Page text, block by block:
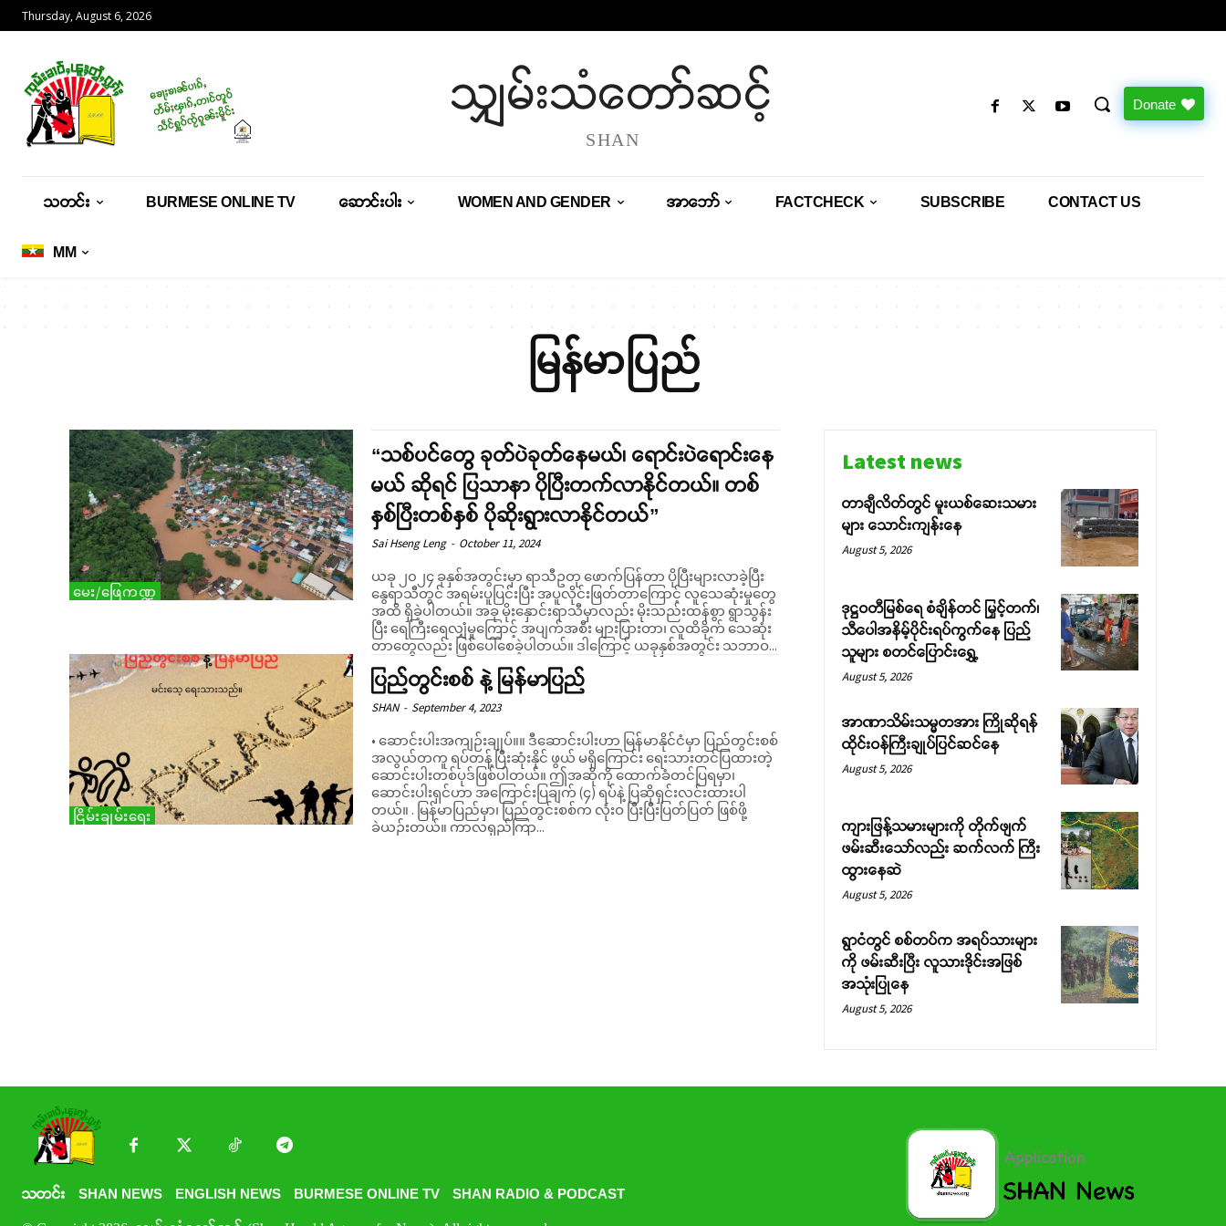
Support SHAN
Your support keeps our voice strong. Join us today and help create
a future where every story is heard, every voice counts, and justice
can thrive.
Donate Now
Thursday, August 6, 2026
သျှမ်းသံတော်ဆင့်
SHAN
Donate
သတင်း BURMESE ONLINE TV ဆောင်းပါး WOMEN AND GENDER အာဘော် FACTCHECK SUBSCRIBE CONTACT US
MM
မြန်မာပြည်
မေး/ဖြေကဏ္ဍ
“သစ်ပင်တွေ ခုတ်ပဲခုတ်နေမယ်၊ ရောင်းပဲရောင်းနေ
မယ် ဆိုရင် ပြသာနာ ပိုပြီးတက်လာနိုင်တယ်။ တစ်
နှစ်ပြီးတစ်နှစ် ပိုဆိုးရွားလာနိုင်တယ်”
Sai Hseng Leng - October 11, 2024
ယခု ၂၀၂၄ ခုနှစ်အတွင်းမှာ ရာသီဥတု ဖောက်ပြန်တာ ပိုပြီးများလာခဲ့ပြီး
နွေရာသီတွင် အရမ်းပူပြင်းပြီး အပူလိုင်းဖြတ်တာကြောင့် လူသေဆုံးမှုတွေ
အထိ ရှိခဲ့ပါတယ်။ အခု မိုးနှောင်းရာသီမှာလည်း မိုးသည်းထန်စွာ ရွာသွန်း
ပြီး ရေကြီးရေလျှံမှုကြောင့် အပျက်အစီး များပြားတာ၊ လူထိခိုက် သေဆုံး
တာတွေလည်း ဖြစ်ပေါ်စေခဲ့ပါတယ်။ ဒါကြောင့် ယခုနှစ်အတွင်း သဘာဝ...
ငြိမ်းချမ်းရေး
ပြည်တွင်းစစ် နဲ့ မြန်မာပြည်
SHAN - September 4, 2023
• ဆောင်းပါးအကျဉ်းချုပ်။။ ဒီဆောင်းပါးဟာ မြန်မာနိုင်ငံမှာ ပြည်တွင်းစစ်
အလွယ်တကူ ရပ်တန့်ပြီးဆုံးနိုင် ဖွယ် မရှိကြောင်း ရေးသားတင်ပြထားတဲ့
ဆောင်းပါးတစ်ပုဒ်ဖြစ်ပါတယ်။ ဤအဆိုကို ထောက်ခံတင်ပြရမှာ၊
ဆောင်းပါးရှင်ဟာ အကြောင်းပြချက် (၄) ရပ်နဲ့ ပြဆိုရှင်းလင်းထားပါ
တယ်။ . မြန်မာပြည်မှာ၊ ပြည်တွင်းစစ်က လုံးဝ ပြီးပြီးပြတ်ပြတ် ဖြစ်ဖို့
ခဲယဉ်းတယ်။ ကာလရှည်ကြာ...
Latest news
တာချီလိတ်တွင် မူးယစ်ဆေးသမား
များ သောင်းကျန်းနေ
August 5, 2026
ဒုဋ္ဌဝတီမြစ်ရေ စံချိန်တင် မြှင့်တက်၊
သီပေါအနိမ့်ပိုင်းရပ်ကွက်နေ ပြည်
သူများ စတင်ပြောင်းရွှေ့
August 5, 2026
အာဏာသိမ်းသမ္မတအား ကြိုဆိုရန်
ထိုင်းဝန်ကြီးချုပ်ပြင်ဆင်နေ
August 5, 2026
ကျားဖြန့်သမားများကို တိုက်ဖျက်
ဖမ်းဆီးသော်လည်း ဆက်လက် ကြီး
ထွားနေဆဲ
August 5, 2026
ရွာငံတွင် စစ်တပ်က အရပ်သားများ
ကို ဖမ်းဆီးပြီး လူသားဒိုင်းအဖြစ်
အသုံးပြုနေ
August 5, 2026
သတင်း SHAN NEWS ENGLISH NEWS BURMESE ONLINE TV SHAN RADIO & PODCAST